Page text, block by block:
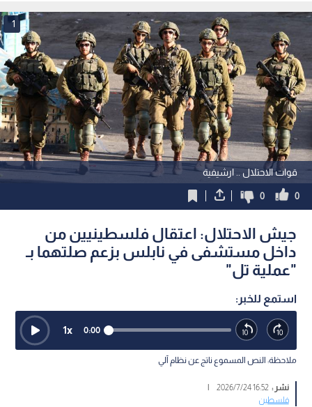
قوات الاحتلال .. ارشيفية
1
0
0
جيش الاحتلال: اعتقال فلسطينيين من
داخل مستشفى في نابلس بزعم صلتهما بـ
"عملية تل"
استمع للخبر:
0:00
1x
ملاحظة: النص المسموع ناتج عن نظام آلي
نشر :16:52 2026/7/24
|
فلسطين